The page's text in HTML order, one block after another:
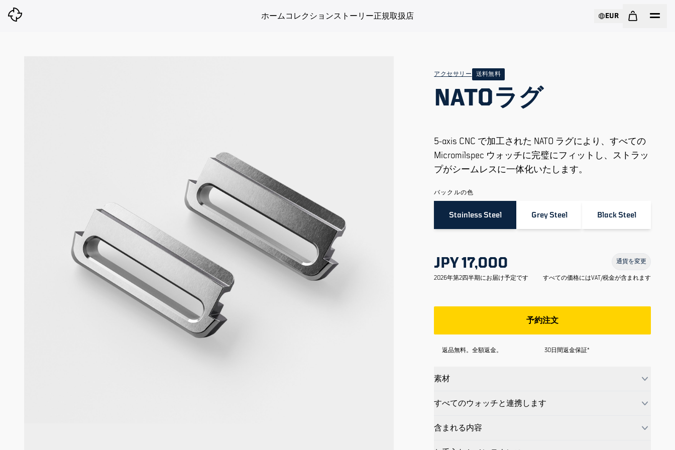
ホームコレクションストーリー正規取扱店 EUR
アクセサリー 送料無料
NATOラグ
バックルの色
Stainless Steel Grey Steel Black Steel
5-axis CNC で加工された NATO ラグにより、すべての
Micromilspec ウォッチに完璧にフィットし、ストラッ
プがシームレスに一体化いたします。
JPY 17,000
2026年第2四半期にお届け予定です
通貨を変更
すべての価格にはVAT/税金が含まれます
予約注文
返品無料。全額返金。 30日間返金保証*
素材
すべてのウォッチと連携します
含まれる内容